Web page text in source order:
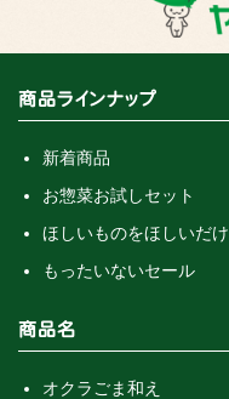
商品ラインナップ
新着商品
お惣菜お試しセット
ほしいものをほしいだけ
もったいないセール
商品名
オクラごま和え